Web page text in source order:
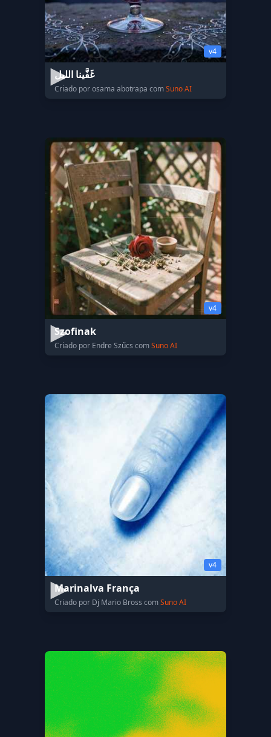
v4
غَفَّينا الليل
Criado por osama abotrapa comSuno AI
v4
Szofinak
Criado por Endre Szűcs comSuno AI
v4
Marinalva França
Criado por Dj Mario Bross comSuno AI